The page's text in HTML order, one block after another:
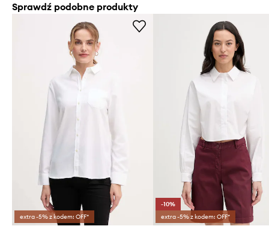
Sprawdź podobne produkty
extra -5% z kodem: OFF*
-10%
extra -5% z kodem: OFF*